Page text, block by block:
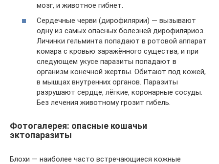
мозг, и животное гибнет.
Сердечные черви (дирофилярии) — вызывают
одну из самых опасных болезней дирофиляриоз.
Личинки гельминта попадают в ротовой аппарат
комара с кровью заражённого существа, и при
следующем укусе паразиты попадают в
организм конечной жертвы. Обитают под кожей,
в мышцах внутренних органов. Паразиты
разрушают сердце, лёгкие, коронарные сосуды.
Без лечения животному грозит гибель.
Фотогалерея: опасные кошачьи
эктопаразиты
Блохи — наиболее часто встречающиеся кожные